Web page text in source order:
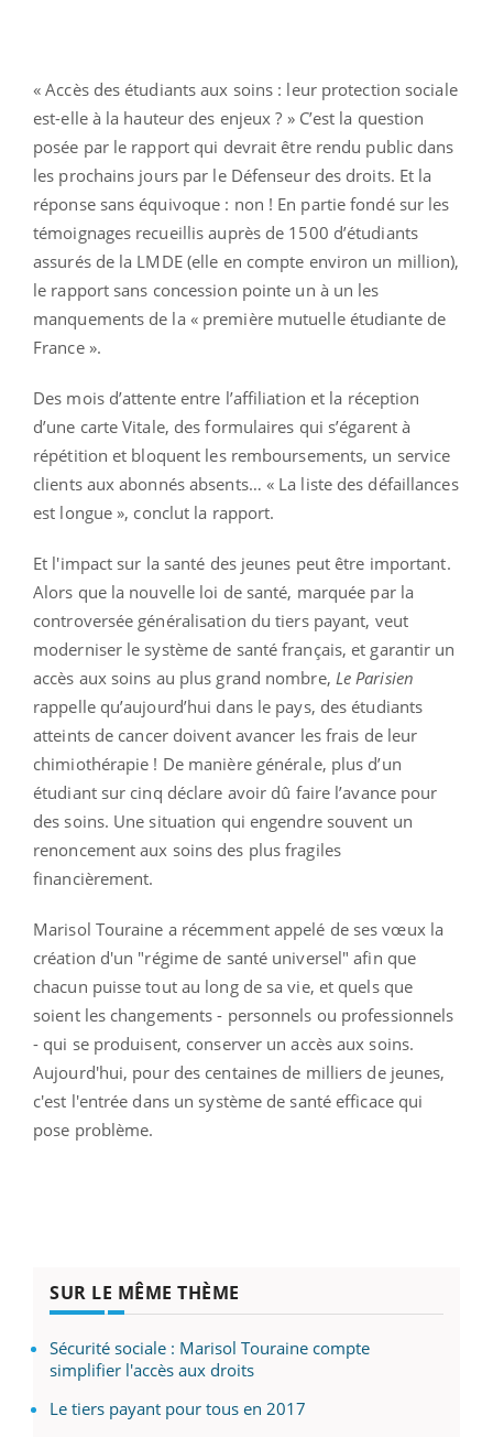
« Accès des étudiants aux soins : leur protection sociale
est-elle à la hauteur des enjeux ? » C’est la question
posée par le rapport qui devrait être rendu public dans
les prochains jours par le Défenseur des droits. Et la
réponse sans équivoque : non ! En partie fondé sur les
témoignages recueillis auprès de 1500 d’étudiants
assurés de la LMDE (elle en compte environ un million),
le rapport sans concession pointe un à un les
manquements de la « première mutuelle étudiante de
France ».
Des mois d’attente entre l’affiliation et la réception
d’une carte Vitale, des formulaires qui s’égarent à
répétition et bloquent les remboursements, un service
clients aux abonnés absents… « La liste des défaillances
est longue », conclut la rapport.
Et l'impact sur la santé des jeunes peut être important.
Alors que la nouvelle loi de santé, marquée par la
controversée généralisation du tiers payant, veut
moderniser le système de santé français, et garantir un
accès aux soins au plus grand nombre, Le Parisien
rappelle qu’aujourd’hui dans le pays, des étudiants
atteints de cancer doivent avancer les frais de leur
chimiothérapie ! De manière générale, plus d’un
étudiant sur cinq déclare avoir dû faire l’avance pour
des soins. Une situation qui engendre souvent un
renoncement aux soins des plus fragiles
financièrement.
Marisol Touraine a récemment appelé de ses vœux la
création d'un "régime de santé universel" afin que
chacun puisse tout au long de sa vie, et quels que
soient les changements - personnels ou professionnels
- qui se produisent, conserver un accès aux soins.
Aujourd'hui, pour des centaines de milliers de jeunes,
c'est l'entrée dans un système de santé efficace qui
pose problème.
SUR LE MÊME THÈME
Sécurité sociale : Marisol Touraine compte
simplifier l'accès aux droits
Le tiers payant pour tous en 2017